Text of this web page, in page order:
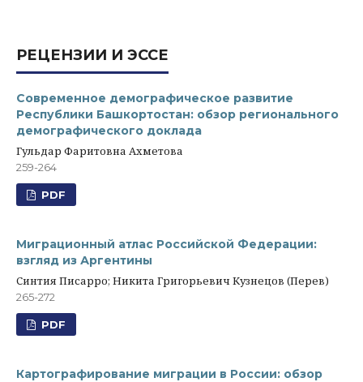
РЕЦЕНЗИИ И ЭССЕ
Современное демографическое развитие
Республики Башкортостан: обзор регионального
демографического доклада
Гульдар Фаритовна Ахметова
259-264
PDF
Миграционный атлас Российской Федерации:
взгляд из Аргентины
Синтия Писарро; Никита Григорьевич Кузнецов (Перев)
265-272
PDF
Картографирование миграции в России: обзор